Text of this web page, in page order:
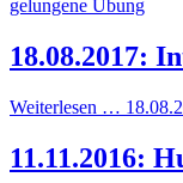
gelungene Übung
18.08.2017:
Weiterlesen …
11.11.2016: